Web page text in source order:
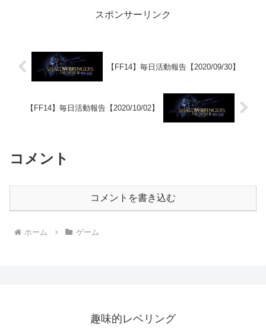
スポンサーリンク
【FF14】毎日活動報告【2020/09/30】
【FF14】毎日活動報告【2020/10/02】
コメント
コメントを書き込む
ホーム ゲーム
趣味的レベリング